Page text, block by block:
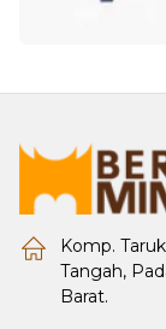
Komp.
Tangah,
Barat.